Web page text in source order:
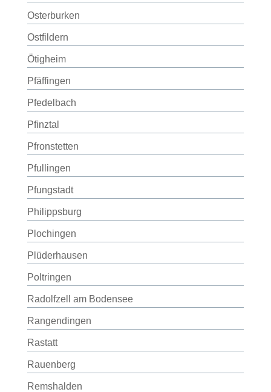
Osterburken
Ostfildern
Ötigheim
Pfäffingen
Pfedelbach
Pfinztal
Pfronstetten
Pfullingen
Pfungstadt
Philippsburg
Plochingen
Plüderhausen
Poltringen
Radolfzell am Bodensee
Rangendingen
Rastatt
Rauenberg
Remshalden